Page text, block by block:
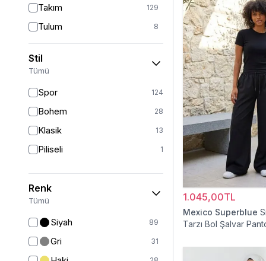
Takım 129
Tulum 8
Pantolon 151
Etek 19
Ferace 126
Kap & Pardesü
Trençkot
Hırka
Stil
Tümü
Spor 124
Bohem 28
Klasik 13
Piliseli 1
Renk
Tümü
Siyah 89
Gri 31
1.045,00TL
Mexico Superblue
Tarzı Bol Şalvar